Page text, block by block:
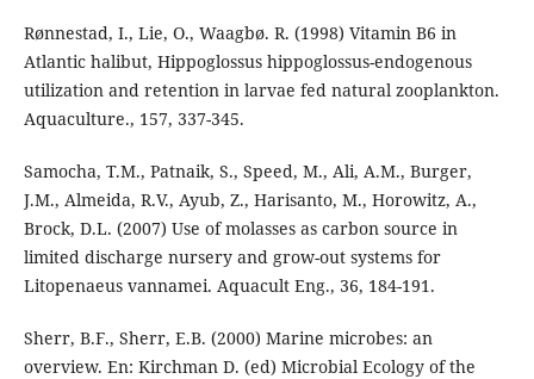
Rønnestad, I., Lie, O., Waagbø. R. (1998) Vitamin B6 in
Atlantic halibut, Hippoglossus hippoglossus-endogenous
utilization and retention in larvae fed natural zooplankton.
Aquaculture., 157, 337-345.
Samocha, T.M., Patnaik, S., Speed, M., Ali, A.M., Burger,
J.M., Almeida, R.V., Ayub, Z., Harisanto, M., Horowitz, A.,
Brock, D.L. (2007) Use of molasses as carbon source in
limited discharge nursery and grow-out systems for
Litopenaeus vannamei. Aquacult Eng., 36, 184-191.
Sherr, B.F., Sherr, E.B. (2000) Marine microbes: an
overview. En: Kirchman D. (ed) Microbial Ecology of the